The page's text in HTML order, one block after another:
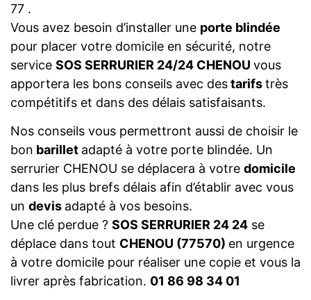
77 .
Vous avez besoin d’installer une porte blindée
pour placer votre domicile en sécurité, notre
service SOS SERRURIER 24/24 CHENOU vous
apportera les bons conseils avec destarifstrès
compétitifs et dans des délais satisfaisants.
Nos conseils vous permettront aussi de choisir le
bon barillet adapté à votre porte blindée. Un
serrurier CHENOU se déplacera à votre domicile
dans les plus brefs délais afin d’établir avec vous
un devis adapté à vos besoins.
Une clé perdue ? SOS SERRURIER 24 24 se
déplace dans tout CHENOU (77570) en urgence
à votre domicile pour réaliser une copie et vous la
livrer après fabrication. 01 86 98 34 01